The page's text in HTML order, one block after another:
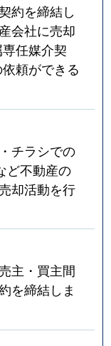
約を締結し
会社に売却
任媒介契
頼ができる
チラシでの
ど不動産の
却活動を行
主・買主間
を締結しま